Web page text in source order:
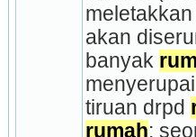
akan
banyak
menyerupai
tiruan drpd
rumah: